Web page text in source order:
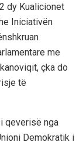
dy Kualicionet
Iniciativën
me
çka do
të
qeverisë nga
Demokratik i